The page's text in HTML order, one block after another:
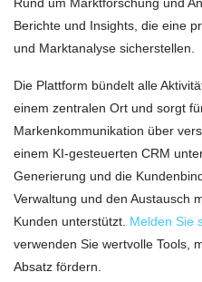
Berichte und Insights, die eine
und Marktanalyse sicherstellen.
Die Plattform bündelt alle
einem zentralen Ort und sorgt
Markenkommunikation über
einem KI-gesteuerten CRM
Generierung und die
Verwaltung und den Austausch
Kunden unterstützt. Melden Sie
verwenden Sie wertvolle Tools,
Absatz fördern.